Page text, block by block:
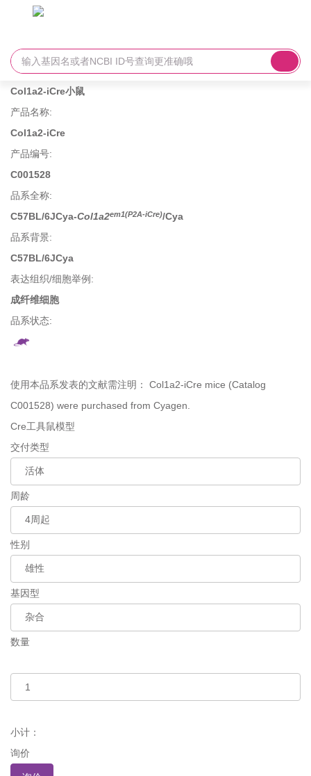
Col1a2-iCre小鼠
产品名称:
Col1a2-iCre
产品编号:
C001528
品系全称:
C57BL/6JCya-Col1a2em1(P2A-iCre)/Cya
品系背景:
C57BL/6JCya
表达组织/细胞举例 :
成纤维细胞
品系状态:
使用本品系发表的文献需注明： Col1a2-iCre mice (Catalog
C001528) were purchased from Cyagen.
Cre工具鼠模型
交付类型
周龄
性别
基因型
数量
小计：
询价